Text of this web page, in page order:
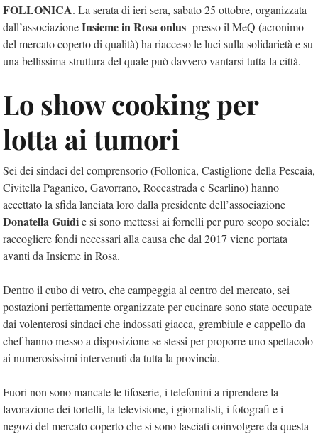
FOLLONICA. La serata di ieri sera, sabato 25 ottobre, organizzata
dall’associazioneInsieme in Rosa onlus presso il MeQ (acronimo
del mercato coperto di qualità) ha riacceso le luci sulla solidarietà e su
una bellissima struttura del quale può davvero vantarsi tutta la città.
Lo show cooking per
lotta ai tumori
Sei dei sindaci del comprensorio (Follonica, Castiglione della Pescaia,
Civitella Paganico, Gavorrano, Roccastrada e Scarlino) hanno
accettato la sfida lanciata loro dalla presidente dell’associazione
Donatella Guidie si sono mettessi ai fornelli per puro scopo sociale:
raccogliere fondi necessari alla causa che dal 2017 viene portata
avanti da Insieme in Rosa.
Dentro il cubo di vetro, che campeggia al centro del mercato, sei
postazioni perfettamente organizzate per cucinare sono state occupate
dai volenterosi sindaci che indossati giacca, grembiule e cappello da
chef hanno messo a disposizione se stessi per proporre uno spettacolo
ai numerosissimi intervenuti da tutta la provincia.
Fuori non sono mancate le tifoserie, i telefonini a riprendere la
lavorazione dei tortelli, la televisione, i giornalisti, i fotografi e i
negozi del mercato coperto che si sono lasciati coinvolgere da questa